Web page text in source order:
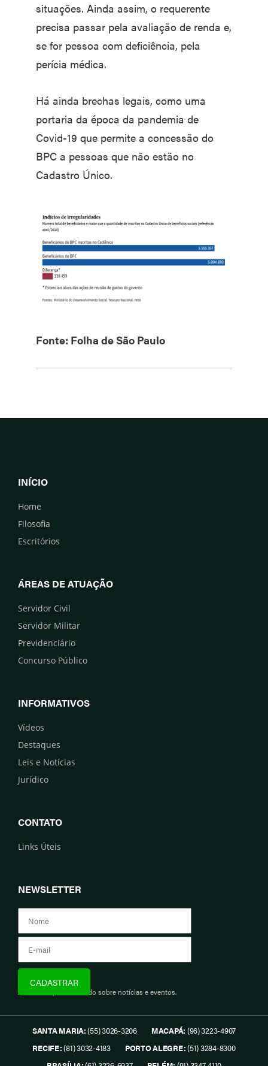
situações. Ainda assim, o requerente
precisa passar pela avaliação de renda e,
se for pessoa com deficiência, pela
perícia médica.
Há ainda brechas legais, como uma
portaria da época da pandemia de
Covid-19 que permite a concessão do
BPC a pessoas que não estão no
Cadastro Único.
Fonte: Folha de São Paulo
INÍCIO
Home
Filosofia
Escritórios
ÁREAS DE ATUAÇÃO
Servidor Civil
Servidor Militar
Previdenciário
Concurso Público
INFORMATIVOS
Vídeos
Destaques
Leis e Notícias
Jurídico
CONTATO
Links Úteis
NEWSLETTER
Assine e fique informado sobre notícias e eventos.
SANTA MARIA:(55) 3026-3206 MACAPÁ: (96) 3223-4907
RECIFE:(81) 3032-4183 PORTO ALEGRE:(51) 3284-8300